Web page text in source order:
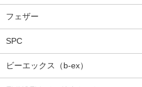
フェザー
SPC
ビーエックス（b-ex）